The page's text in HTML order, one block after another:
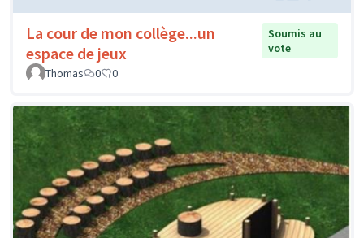
La cour de mon collège...un
espace de jeux
Soumis au
vote
Thomas
0 0